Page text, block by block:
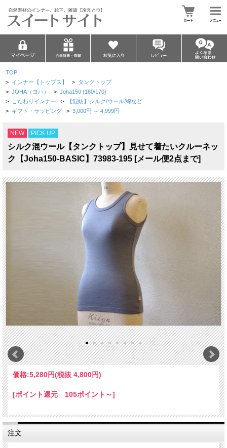
TOP
> インナー【トップス】 > タンクトップ
> JOHA（ヨハ） > Joha150 (160/170)
> こだわりインナー > 【混紡】シルク/ウール/綿など
> ギフト・ラッピング > 3,000円 ～ 4,999円
NEW PICK UP
シルク混ウール【タンクトップ】見せて着たいクルーネッ
ク【Joha150-BASIC】73983-195 [メール便2点まで]
価格:5,280円(税抜 4,800円)
[ポイント還元 105ポイント～]
注文